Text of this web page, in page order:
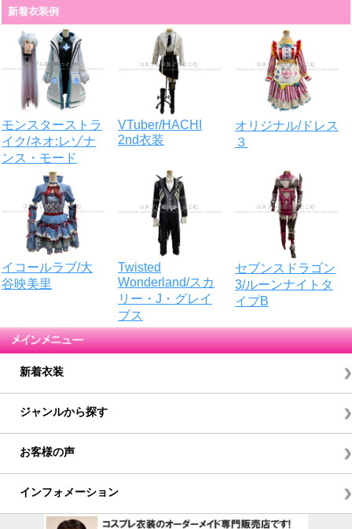
新着衣装例
モンスターストラ
イク/ネオ:レゾナ
ンス・モード
VTuber/HACHI
2nd衣装
オリジナル/ドレス
３
イコールラブ/大
谷映美里
Twisted
Wonderland/スカ
リー・J・グレイ
ブス
セブンスドラゴン
3/ルーンナイトタ
イプB
新着衣装
ジャンルから探す
お客様の声
インフォメーション